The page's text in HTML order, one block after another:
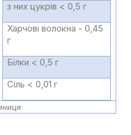
з них цукрів < 0,5 г
Харчові волокна - 0,45
г
Білки < 0,5 г
Сіль < 0,01 г